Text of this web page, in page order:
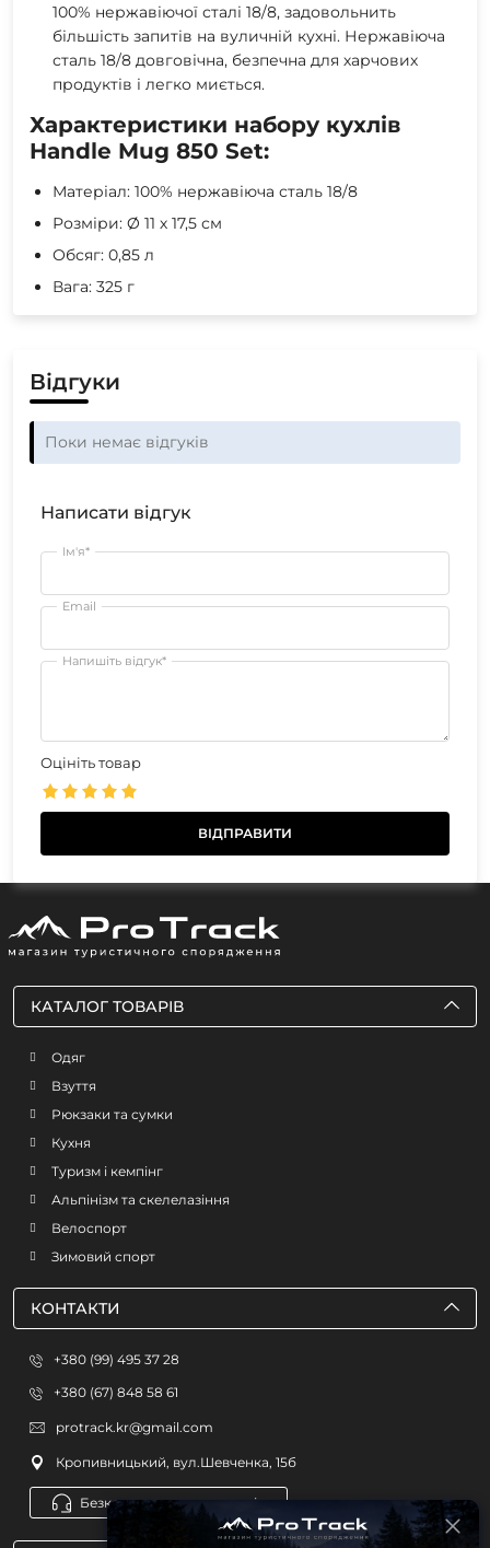
100% нержавіючої сталі 18/8, задовольнить
більшість запитів на вуличній кухні. Нержавіюча
сталь 18/8 довговічна, безпечна для харчових
продуктів і легко миється.
Характеристики набору кухлів
Handle Mug 850 Set:
Матеріал: 100% нержавіюча сталь 18/8
Розміри: Ø 11 х 17,5 см
Обсяг: 0,85 л
Вага: 325 г
Відгуки
Поки немає відгуків
Написати відгук
Ім'я*
Email
Напишіть відгук*
Оцініть товар
КАТАЛОГ ТОВАРІВ
Одяг
Взуття
Рюкзаки та сумки
Кухня
Туризм і кемпінг
Альпінізм та скелелазіння
Велоспорт
Зимовий спорт
КОНТАКТИ
+380 (99) 495 37 28
+380 (67) 848 58 61
protrack.kr@gmail.com
Кропивницький, вул.Шевченка, 15б
Безкоштовна консультація